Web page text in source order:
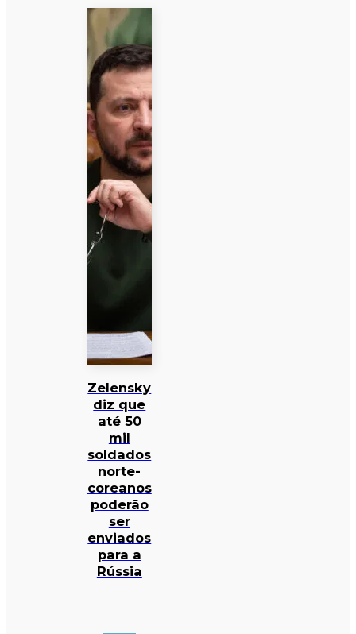
Zelensky
diz que
até 50
mil
soldados
norte-
coreanos
poderão
ser
enviados
para a
Rússia